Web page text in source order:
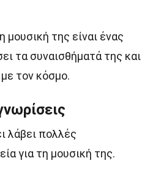
μουσική της είναι ένας
τα συναισθήματά της και
τον κόσμο.
λάβει πολλές
για τη μουσική της.